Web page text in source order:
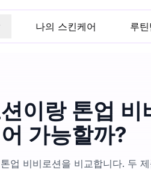
나의 스킨케어 루
이랑 톤업
가능할까?
업 비비로션을 비교합니다. 두